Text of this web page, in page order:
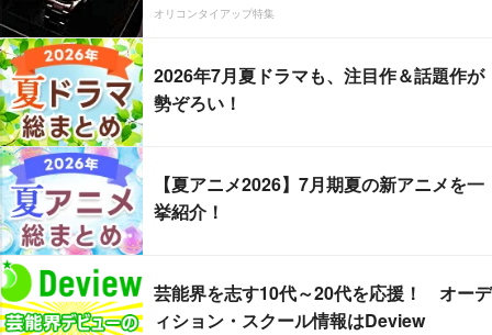
オリコンタイアップ特集
2026年7月夏ドラマも、注目作＆話題作が
勢ぞろい！
【夏アニメ2026】7月期夏の新アニメを一
挙紹介！
芸能界を志す10代～20代を応援！ オーデ
ィション・スクール情報はDeview